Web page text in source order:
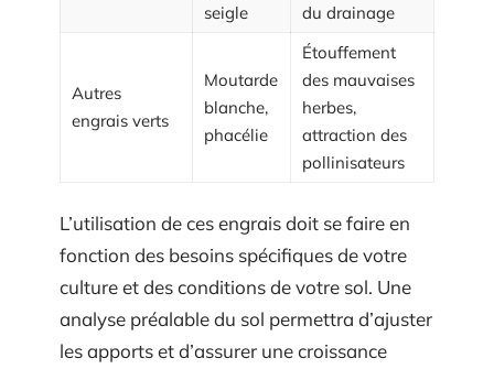
seigle
du drainage
Autres
engrais verts
Moutarde
blanche,
phacélie
Étouffement
des mauvaises
herbes,
attraction des
pollinisateurs
L’utilisation de ces engrais doit se faire en
fonction des besoins spécifiques de votre
culture et des conditions de votre sol. Une
analyse préalable du sol permettra d’ajuster
les apports et d’assurer une croissance